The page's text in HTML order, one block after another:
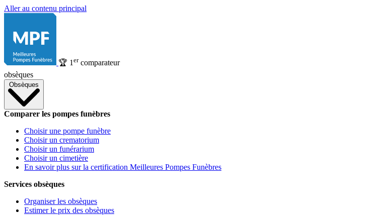
Aller au contenu principal
🏆 1 ercomparateur
obsèques
Obsèques
Comparer les pompes funèbres
Choisir une pompe funèbre
Choisir un crematorium
Choisir un funérarium
Choisir un cimetière
En savoir plus sur la certification Meilleures Pompes Funèbres
Services obsèques
Organiser les obsèques
Estimer le prix des obsèques